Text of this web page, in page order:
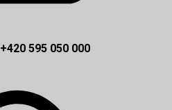
+420 595 050 000